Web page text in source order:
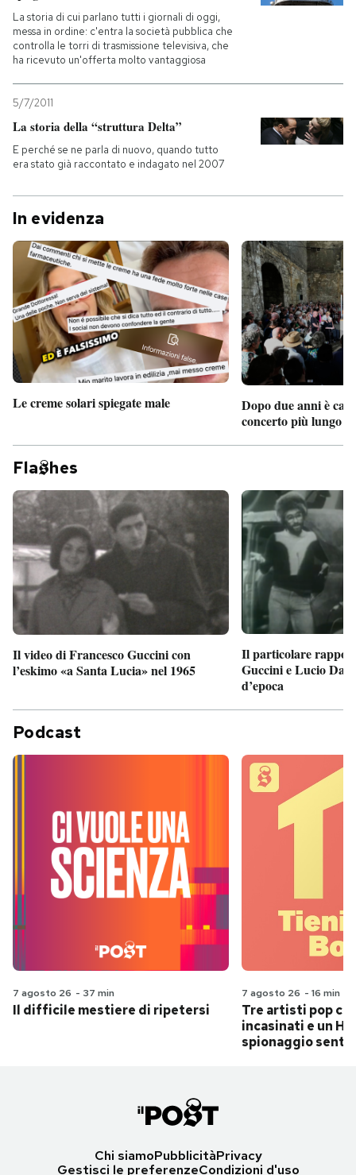
La storia di cui parlano tutti i giornali di oggi,
messa in ordine: c'entra la società pubblica che
controlla le torri di trasmissione televisiva, che
ha ricevuto un'offerta molto vantaggiosa
5/7/2011
La storia della “struttura Delta”
E perché se ne parla di nuovo, quando tutto
era stato già raccontato e indagato nel 2007
In evidenza
Le creme solari spiegate male
Dopo due anni è
concerto più lungo
Fla hes
Il video di Francesco Guccini con
l’eskimo «a Santa Lucia» nel 1965
Il particolare
Guccini e Lucio
d’epoca
Podcast
7 agosto 26 - 37 min
Il difficile mestiere di ripetersi
7 agosto 26 - 16 min
Tre artisti pop
incasinati e un
spionaggio
Chi siamoPubblicitàPrivacy
Gestisci le preferenzeCondizioni d'uso